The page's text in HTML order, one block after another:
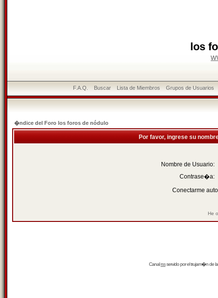
los
F.A.Q. Buscar Lista de Miembros Grupos de Usuarios
�ndice del Foro los foros de nódulo
Por favor, ingrese su
Nombre de Usuario:
Contrase�a:
Conectarme
He
Canalrssservido por eltrujam�nde